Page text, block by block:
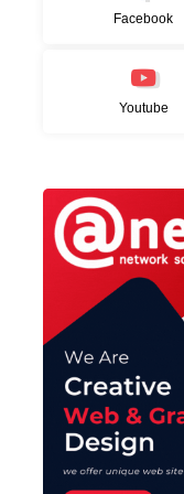
Facebook
Youtube